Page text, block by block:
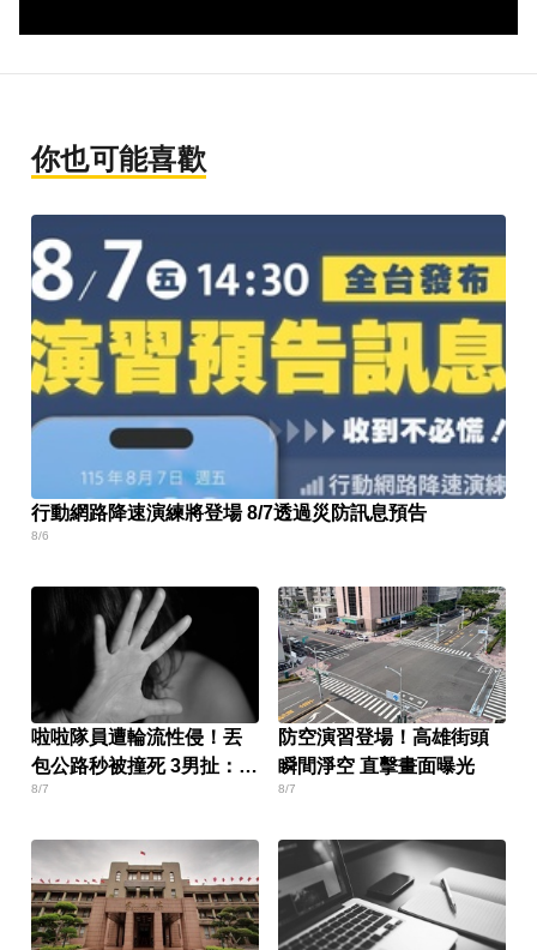
你也可能喜歡
行動網路降速演練將登場 8/7透過災防訊息預告
8/6
啦啦隊員遭輪流性侵！丟
包公路秒被撞死 3男扯：她
自願的
8/7
防空演習登場！高雄街頭
瞬間淨空 直擊畫面曝光
8/7